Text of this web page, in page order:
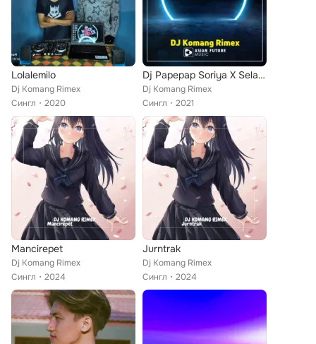
Lolalemilo
Dj Komang Rimex
Сингл
2020
Dj Papepap Soriya X Selamat Tahun Baru
Dj Komang Rimex
Сингл
2021
Mancirepet
Dj Komang Rimex
Сингл
2024
Jurntrak
Dj Komang Rimex
Сингл
2024